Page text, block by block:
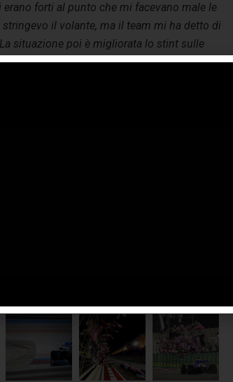
erano forti al punto che mi facevano male le
il volante, ma il team mi ha detto di
situazione poi è migliorata lo stint sulle
cruciale per la vittoria. Quando ci siamo
veloce per passare. Fortuna o no, oggi
Tagliato il traguardo piangevo e per un po’
Complimenti anche a Lance per essere
Manca una gara e vogliamo chiudere la